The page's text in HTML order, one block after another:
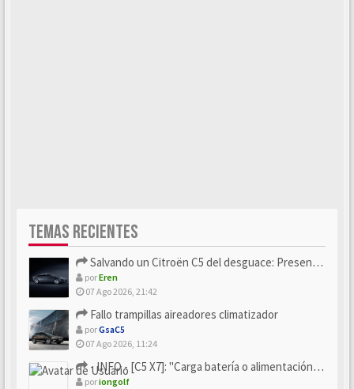
TEMAS RECIENTES
Salvando un Citroën C5 del desguace: Presentación y seguimiento
porEren
07 Ago 2026, 21:42
Fallo trampillas aireadores climatizador
porGsaC5
07 Ago 2026, 11:24
- INFO - [C5 X7]: "Carga batería o alimentación eléctri...
poriongolf